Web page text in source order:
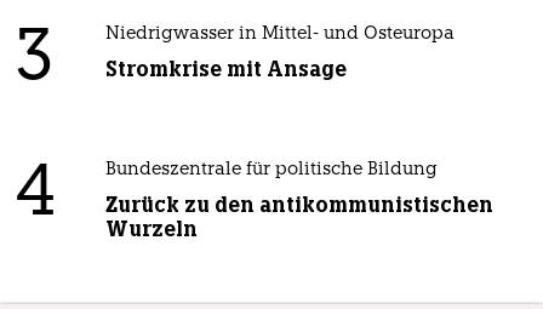
3 Niedrigwasser in Mittel- und Osteuropa
Stromkrise mit Ansage
4 Bundeszentrale für politische Bildung
Zurück zu den antikommunistischen
Wurzeln